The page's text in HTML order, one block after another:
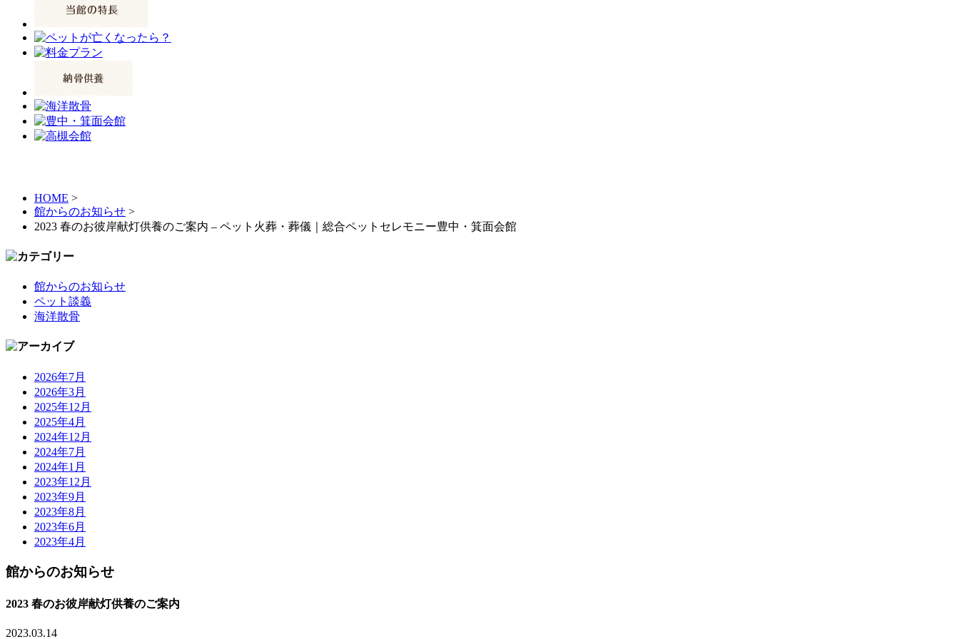
HOME >
館からのお知らせ >
2023 春のお彼岸献灯供養のご案内 – ペット火葬・葬儀｜総合ペットセレモニー豊中・箕面会館
館からのお知らせ
ペット談義
海洋散骨
2026年7月
2026年3月
2025年12月
2025年4月
2024年12月
2024年7月
2024年1月
2023年12月
2023年9月
2023年8月
2023年6月
2023年4月
館からのお知らせ
2023 春のお彼岸献灯供養のご案内
2023.03.14